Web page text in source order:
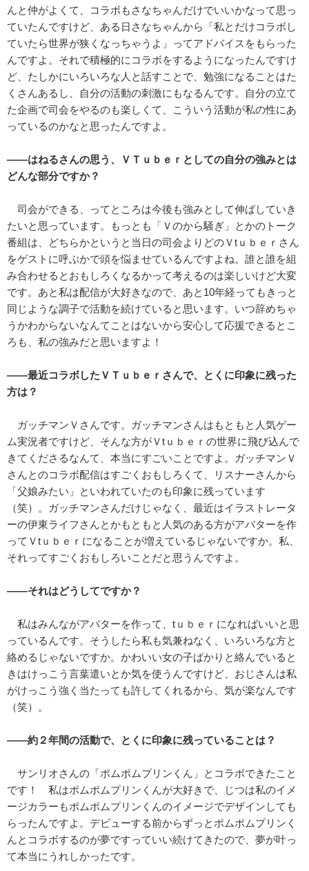
んと仲がよくて、コラボもさなちゃんだけでいいかなって思っ
ていたんですけど、ある日さなちゃんから「私とだけコラボし
ていたら世界が狭くなっちゃうよ」ってアドバイスをもらった
んですよ。それで積極的にコラボをするようになったんですけ
ど、たしかにいろいろな人と話すことで、勉強になることはた
くさんあるし、自分の活動の刺激にもなるんです。自分の立て
た企画で司会をやるのも楽しくて、こういう活動が私の性にあ
っているのかなと思ったんですよ。
――はねるさんの思う、ＶＴｕｂｅｒとしての自分の強みとは
どんな部分ですか？
司会ができる、ってところは今後も強みとして伸ばしていき
たいと思っています。もっとも「Ｖのから騒ぎ」とかのトーク
番組は、どちらかというと当日の司会よりどのＶtｕｂｅｒさん
をゲストに呼ぶかで頭を悩ませているんですよね。誰と誰を組
み合わせるとおもしろくなるかって考えるのは楽しいけど大変
です。あと私は配信が大好きなので、あと10年経ってもきっと
同じような調子で活動を続けていると思います。いつ辞めちゃ
うかわからないなんてことはないから安心して応援できるとこ
ろも、私の強みだと思いますよ！
――最近コラボしたＶＴｕｂｅｒさんで、とくに印象に残った
方は？
ガッチマンＶさんです。ガッチマンさんはもともと人気ゲー
ム実況者ですけど、そんな方がＶtｕｂｅｒの世界に飛び込んで
きてくださるなんて、本当にすごいことですよ。ガッチマンＶ
さんとのコラボ配信はすごくおもしろくて、リスナーさんから
「父娘みたい」といわれていたのも印象に残っています
（笑）。ガッチマンさんだけじゃなく、最近はイラストレータ
ーの伊東ライフさんとかもともと人気のある方がアバターを作
ってＶtｕｂｅｒになることが増えているじゃないですか。私、
それってすごくおもしろいことだと思うんですよ。
――それはどうしてですか？
私はみんながアバターを作って、tｕｂｅｒになればいいと思
っているんです。そうしたら私も気兼ねなく、いろいろな方と
絡めるじゃないですか。かわいい女の子ばかりと絡んでいると
きはけっこう言葉遣いとか気を使うんですけど、おじさんは私
がけっこう強く当たっても許してくれるから、気が楽なんです
（笑）。
――約２年間の活動で、とくに印象に残っていることは？
サンリオさんの「ポムポムプリンくん」とコラボできたこと
です！ 私はポムポムプリンくんが大好きで、じつは私のイメ
ージカラーもポムポムプリンくんのイメージでデザインしても
らったんですよ。デビューする前からずっとポムポムプリンく
んとコラボするのが夢ですっていい続けてきたので、夢が叶っ
て本当にうれしかったです。